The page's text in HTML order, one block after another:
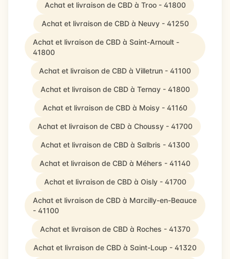
Achat et livraison de CBD à Troo - 41800
Achat et livraison de CBD à Neuvy - 41250
Achat et livraison de CBD à Saint-Arnoult -
41800
Achat et livraison de CBD à Villetrun - 41100
Achat et livraison de CBD à Ternay - 41800
Achat et livraison de CBD à Moisy - 41160
Achat et livraison de CBD à Choussy - 41700
Achat et livraison de CBD à Salbris - 41300
Achat et livraison de CBD à Méhers - 41140
Achat et livraison de CBD à Oisly - 41700
Achat et livraison de CBD à Marcilly-en-Beauce
- 41100
Achat et livraison de CBD à Roches - 41370
Achat et livraison de CBD à Saint-Loup - 41320